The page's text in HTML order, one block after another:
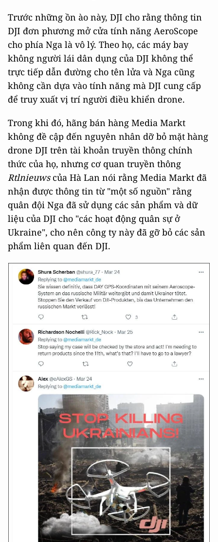
Trước những ồn ào này, DJI cho rằng thông tin
DJI đơn phương mở cửa tính năng AeroScope
cho phía Nga là vô lý. Theo họ, các máy bay
không người lái dân dụng của DJI không thể
trực tiếp dẫn đường cho tên lửa và Nga cũng
không cần dựa vào tính năng mà DJI cung cấp
để truy xuất vị trí người điều khiển drone.
Trong khi đó, hãng bán hàng Media Markt
không đề cập đến nguyên nhân dỡ bỏ mặt hàng
drone DJI trên tài khoản truyền thông chính
thức của họ, nhưng cơ quan truyền thông
Rtlnieuwscủa Hà Lan nói rằng Media Markt đã
nhận được thông tin từ "một số nguồn" rằng
quân đội Nga đã sử dụng các sản phẩm và dữ
liệu của DJI cho "các hoạt động quân sự ở
Ukraine", cho nên công ty này đã gỡ bỏ các sản
phẩm liên quan đến DJI.